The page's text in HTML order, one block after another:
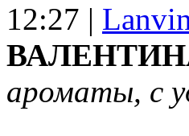
12:27 |
ароматы, с